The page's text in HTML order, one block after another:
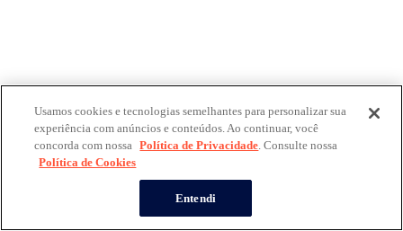
Usamos cookies e tecnologias semelhantes para personalizar sua
experiência com anúncios e conteúdos. Ao continuar, você
concorda com nossa Política de Privacidade. Consulte nossa
Política de Cookies
Entendi